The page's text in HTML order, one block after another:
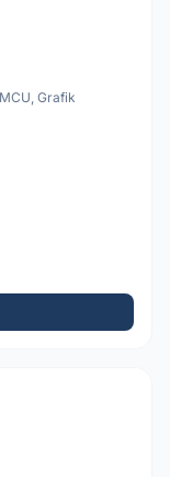
Grafik